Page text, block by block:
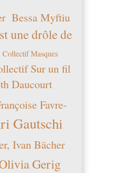
Bessa Myftiu
une drôle de
Collectif Masques
Sur un fil
Daucourt
Favre-
Gautschi
Ivan Bächer
Gerig